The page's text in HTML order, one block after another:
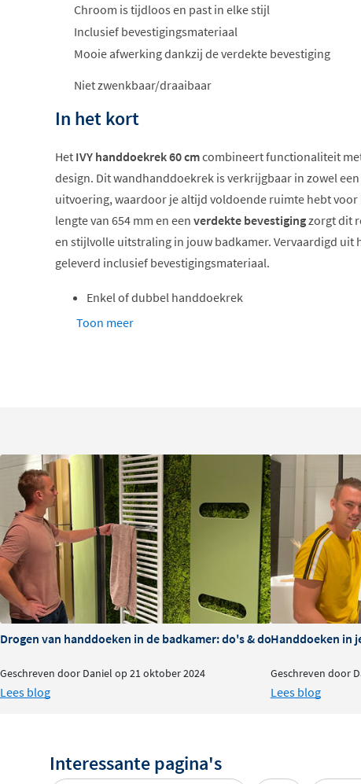
Chroom is tijdloos en past in elke stijl
Inclusief bevestigingsmateriaal
Mooie afwerking dankzij de verdekte bevestiging
Niet zwenkbaar/draaibaar
In het kort
Het IVY handdoekrek 60 cmcombineert functionaliteit
design. Dit wandhanddoekrek is verkrijgbaar in zowel
uitvoering, waardoor je altijd voldoende ruimte hebt voor
lengte van 654 mm en een verdekte bevestigingzorgt dit
en stijlvolle uitstraling in jouw badkamer. Vervaardigd uit
geleverd inclusief bevestigingsmateriaal.
Enkel of dubbel handdoekrek
Verdekte bevestiging voor strak design
Of je nu kiest voor deenkele of dubbele uitvoering, beide
voldoende ruimte voor jouw handdoeken. Het enkele rek
mm en is ideaal voor kleinere badkamers of wanneer je
ophangen. Het dubbele rek heeft een diepte van 110 mm
handdoeken, perfect voor gezinnen of wanneer je gasten
Strakke montage zonder zichtbare
Dankzij deverdekte bevestigingzie je geen schroeven
handdoekrek. Dit zorgt voor een minimalistische,
meegeleverd, zodat je het rek eenvoudig aan de wand
zijn niet zwenkbaar, wat zorgt voor extra stabiliteit.
Het handdoekrek is vervaardigd uit
Toon meer
Drogen van handdoeken in de badkamer: do's & dont's
Geschreven door Daniel op 21 oktober 2024
Lees blog
Handdoeken in
Geschreven door
Lees blog
Interessante pagina's